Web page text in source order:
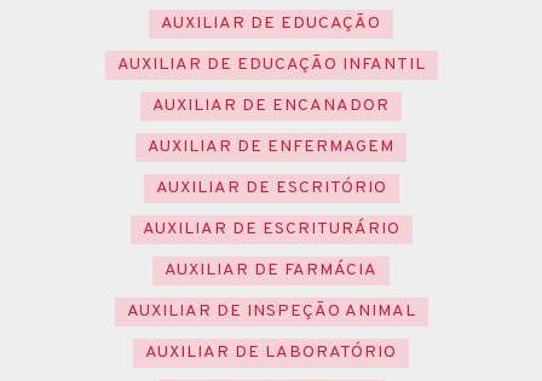
AUXILIAR DE EDUCAÇÃO
AUXILIAR DE EDUCAÇÃO INFANTIL
AUXILIAR DE ENCANADOR
AUXILIAR DE ENFERMAGEM
AUXILIAR DE ESCRITÓRIO
AUXILIAR DE ESCRITURÁRIO
AUXILIAR DE FARMÁCIA
AUXILIAR DE INSPEÇÃO ANIMAL
AUXILIAR DE LABORATÓRIO